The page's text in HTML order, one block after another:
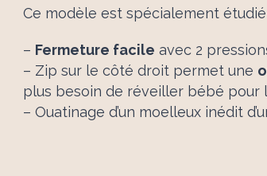
à
Ce modèle est spécialement étudié
– Fermeture facile avec 2
– Zip sur le côté droit permet une
plus besoin de réveiller bébé pour
– Ouatinage d’un moelleux inédit